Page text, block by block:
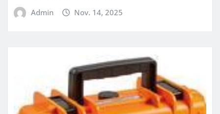
Admin Nov. 14, 2025